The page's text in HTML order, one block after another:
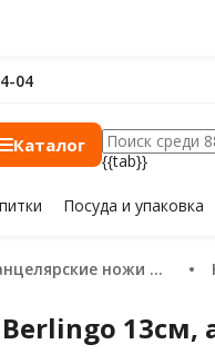
04
Каталог
{{tab}}
Посуда и упаковка
ножи и ножницы
13см,